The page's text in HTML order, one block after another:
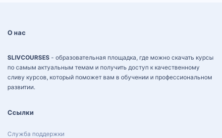
О нас
SLIVCOURSES - образовательная площадка, где можно скачать курсы
по самым актуальным темам и получить доступ к качественному
сливу курсов, который поможет вам в обучении и профессиональном
развитии.
Ссылки
Служба поддержки